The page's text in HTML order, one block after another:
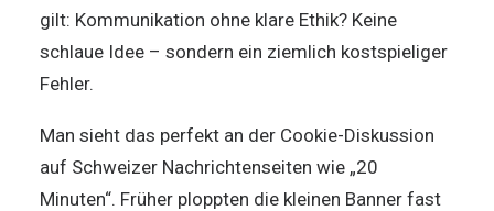
gilt: Kommunikation ohne klare Ethik? Keine
schlaue Idee – sondern ein ziemlich kostspieliger
Fehler.
Man sieht das perfekt an der Cookie-Diskussion
auf Schweizer Nachrichtenseiten wie „20
Minuten“. Früher ploppten die kleinen Banner fast